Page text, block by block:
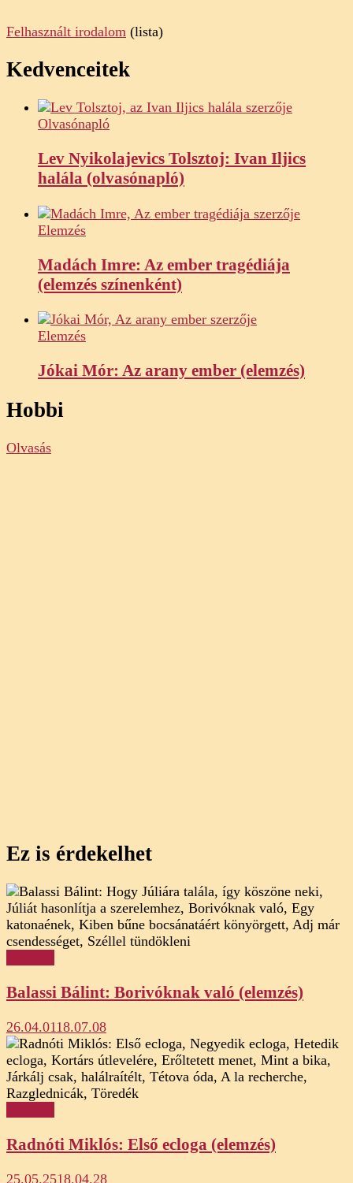
Felhasznált irodalom (lista)
Kedvenceitek
Olvasónapló
Lev Nyikolajevics Tolsztoj: Ivan Iljics
halála (olvasónapló)
Elemzés
Madách Imre: Az ember tragédiája
(elemzés színenként)
Elemzés
Jókai Mór: Az arany ember (elemzés)
Hobbi
Olvasás
Ez is érdekelhet
Balassi Bálint: Borivóknak való (elemzés)
26.04.0118.07.08
Radnóti Miklós: Első ecloga (elemzés)
25.05.2518.04.28